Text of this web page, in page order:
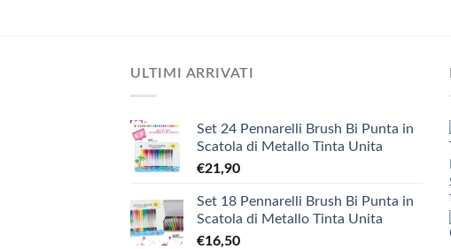
ULTIMI ARRIVATI
Set 24 Pennarelli Brush Bi Punta in
Scatola di Metallo Tinta Unita
€21,90
Set 18 Pennarelli Brush Bi Punta in
Scatola di Metallo Tinta Unita
€16,50